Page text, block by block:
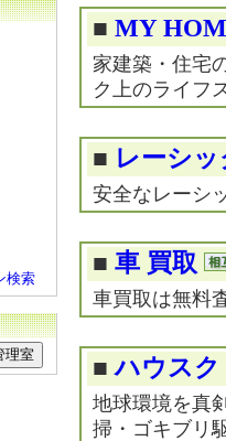
■ MY
家建築・住宅
ク上のライフ
■ レーシッ
安全なレーシ
■ 車 買取
車買取は無料
■ハウス
地球環境を真
掃・ゴキブリ
検索